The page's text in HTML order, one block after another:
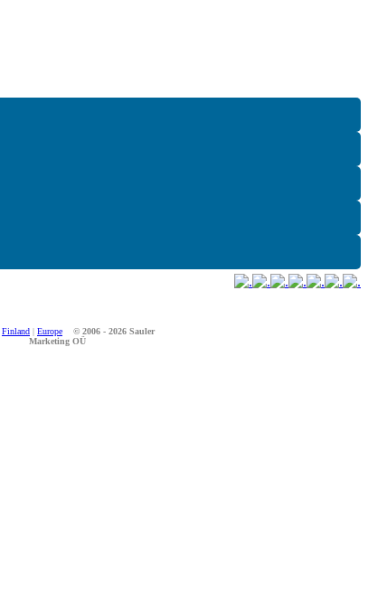
Finland | Europe
© 2006 - 2026 Sauler
Marketing OÜ